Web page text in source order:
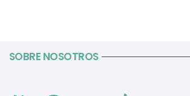
SOBRE NOSOTROS